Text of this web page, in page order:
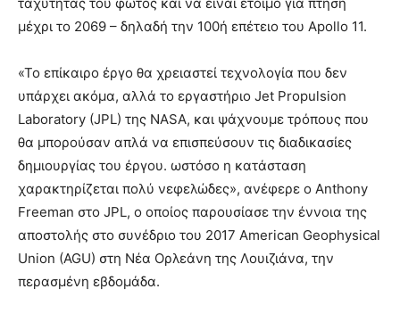
μέχρι το 2069 – δηλαδή την 100ή επέτειο του Apollo 11.
«Το επίκαιρο έργο θα χρειαστεί τεχνολογία που δεν
υπάρχει ακόμα, αλλά το εργαστήριο Jet Propulsion
Laboratory (JPL) της NASA, και ψάχνουμε τρόπους που
θα μπορούσαν απλά να επισπεύσουν τις διαδικασίες
δημιουργίας του έργου. ωστόσο η κατάσταση
χαρακτηρίζεται πολύ νεφελώδες», ανέφερε ο Anthony
Freeman στο JPL, ο οποίος παρουσίασε την έννοια της
αποστολής στο συνέδριο του 2017 American Geophysical
Union (AGU) στη Νέα Ορλεάνη της Λουιζιάνα, την
περασμένη εβδομάδα.